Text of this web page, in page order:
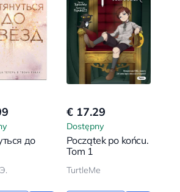
до
€ 17.29
Dostępny
Początek po końcu.
Tom 1
TurtleMe